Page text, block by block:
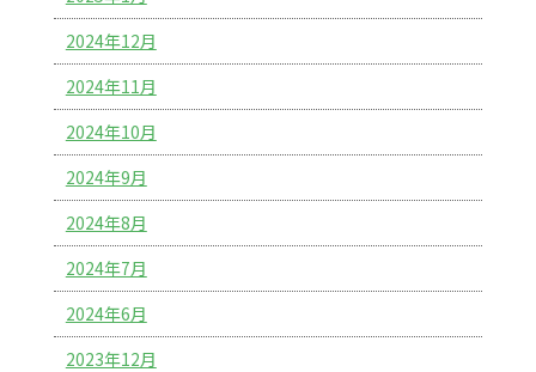
2024年12月
2024年11月
2024年10月
2024年9月
2024年8月
2024年7月
2024年6月
2023年12月